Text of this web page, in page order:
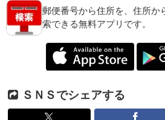
郵便番号から住所を、住所か
索できる無料アプリです。
ＳＮＳでシェアする